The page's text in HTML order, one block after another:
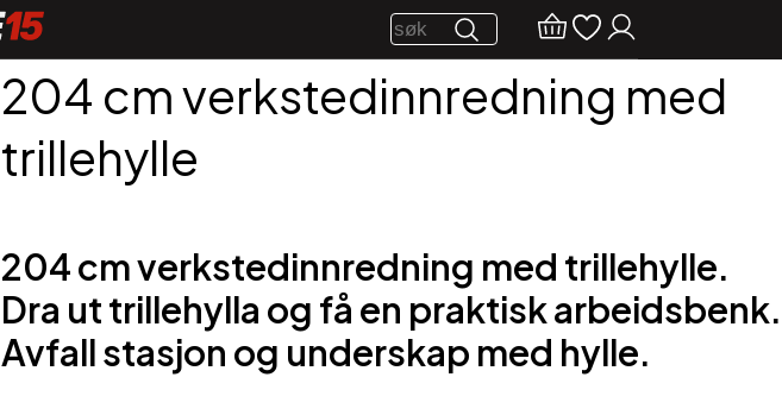
204 cm verkstedinnredning med
trillehylle
204 cm verkstedinnredning med trillehylle.
Dra ut trillehylla og få en praktisk arbeidsbenk.
Avfall stasjon og underskap med hylle.